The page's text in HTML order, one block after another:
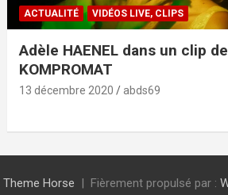
ACTUALITÉ VIDÉOS LIVE, CLIPS
Adèle HAENEL dans un clip de
KOMPROMAT
13 décembre 2020 abds69
Theme Horse Fièrement propulsé par :